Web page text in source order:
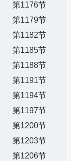
第1176节
第1179节
第1182节
第1185节
第1188节
第1191节
第1194节
第1197节
第1200节
第1203节
第1206节